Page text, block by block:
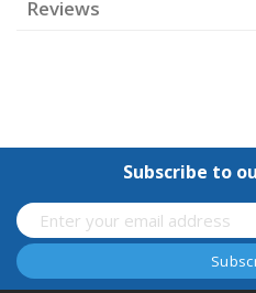
Reviews
Subscribe to